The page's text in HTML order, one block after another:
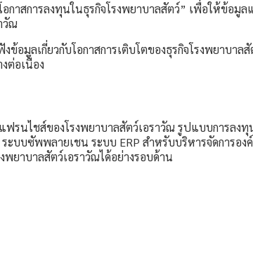
กาสการลงทุนในธุรกิจโรงพยาบาลสัตว์” เพื่อให้ข้
วัณ
มูลเกี่ยวกับโอกาสการเติบโตของธุรกิจโรงพยาบา
ต่อเนื่อง
ฟรนไชส์ของโรงพยาบาลสัตว์เอราวัณ รูปแบบการ
บซัพพลายเชน ระบบ ERP สำหรับบริหารจัดการอ
ยาบาลสัตว์เอราวัณได้อย่างรอบด้าน